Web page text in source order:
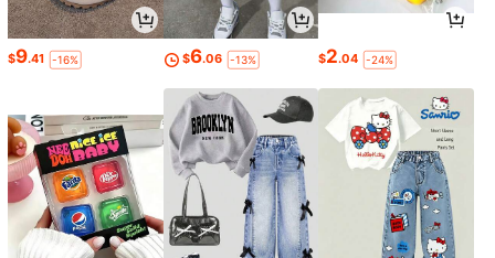
$9.41 -16% $6.06 -13% $2.04 -24%